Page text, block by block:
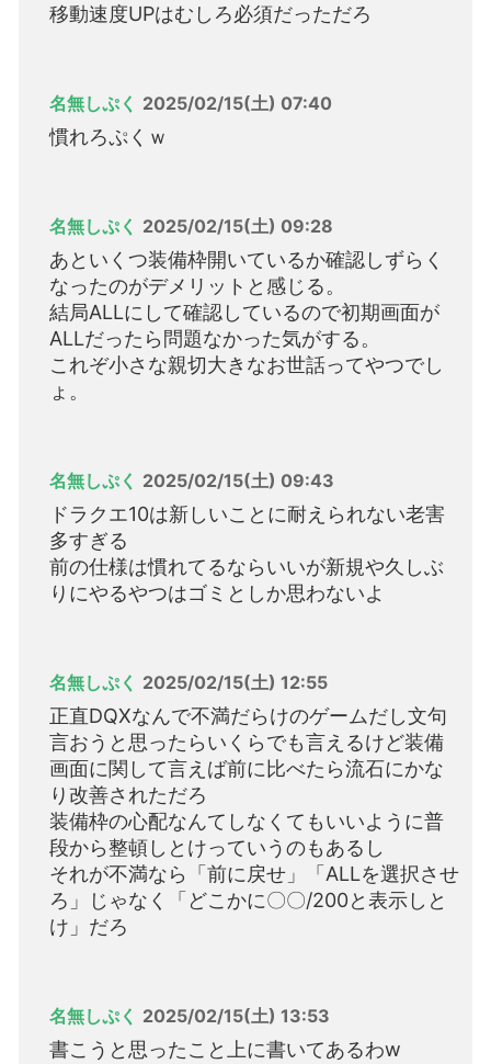
移動速度UPはむしろ必須だっただろ
名無しぷく 2025/02/15(土) 07:40
慣れろぷくｗ
名無しぷく 2025/02/15(土) 09:28
あといくつ装備枠開いているか確認しずらく
なったのがデメリットと感じる。
結局ALLにして確認しているので初期画面が
ALLだったら問題なかった気がする。
これぞ小さな親切大きなお世話ってやつでし
ょ。
名無しぷく 2025/02/15(土) 09:43
ドラクエ10は新しいことに耐えられない老害
多すぎる
前の仕様は慣れてるならいいが新規や久しぶ
りにやるやつはゴミとしか思わないよ
名無しぷく 2025/02/15(土) 12:55
正直DQXなんで不満だらけのゲームだし文句
言おうと思ったらいくらでも言えるけど装備
画面に関して言えば前に比べたら流石にかな
り改善されただろ
装備枠の心配なんてしなくてもいいように普
段から整頓しとけっていうのもあるし
それが不満なら「前に戻せ」「ALLを選択させ
ろ」じゃなく「どこかに〇〇/200と表示しと
け」だろ
名無しぷく 2025/02/15(土) 13:53
書こうと思ったこと上に書いてあるわw